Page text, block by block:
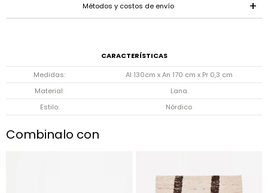
Métodos y costos de envío
CARACTERÍSTICAS
Medidas
Al 130cm x An 170 cm x Pr 0,3 cm
Material
Lana
Estilo
Nórdico
Combinalo con